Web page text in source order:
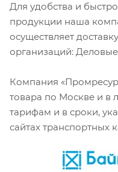
Для удобства и
продукции наша
осуществляет
организаций:
Компания
товара по Москве и в
тарифам и в сроки,
сайтах транспортных